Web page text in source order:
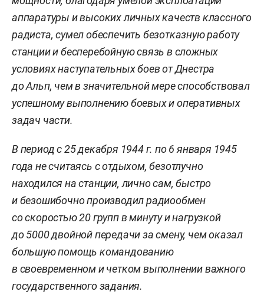
аппаратуры и высоких личных качеств классного
радиста, сумел обеспечить безотказную работу
станции и бесперебойную связь в сложных
условиях наступательных боев от Днестра
до Альп, чем в значительной мере способствовал
успешному выполнению боевых и оперативных
задач части.
В период с 25 декабря 1944 г. по 6 января 1945
года не считаясь с отдыхом, безотлучно
находился на станции, лично сам, быстро
и безошибочно производил радиообмен
со скоростью 20 групп в минуту и нагрузкой
до 5000 двойной передачи за смену, чем оказал
большую помощь командованию
в своевременном и четком выполнении важного
государственного задания.